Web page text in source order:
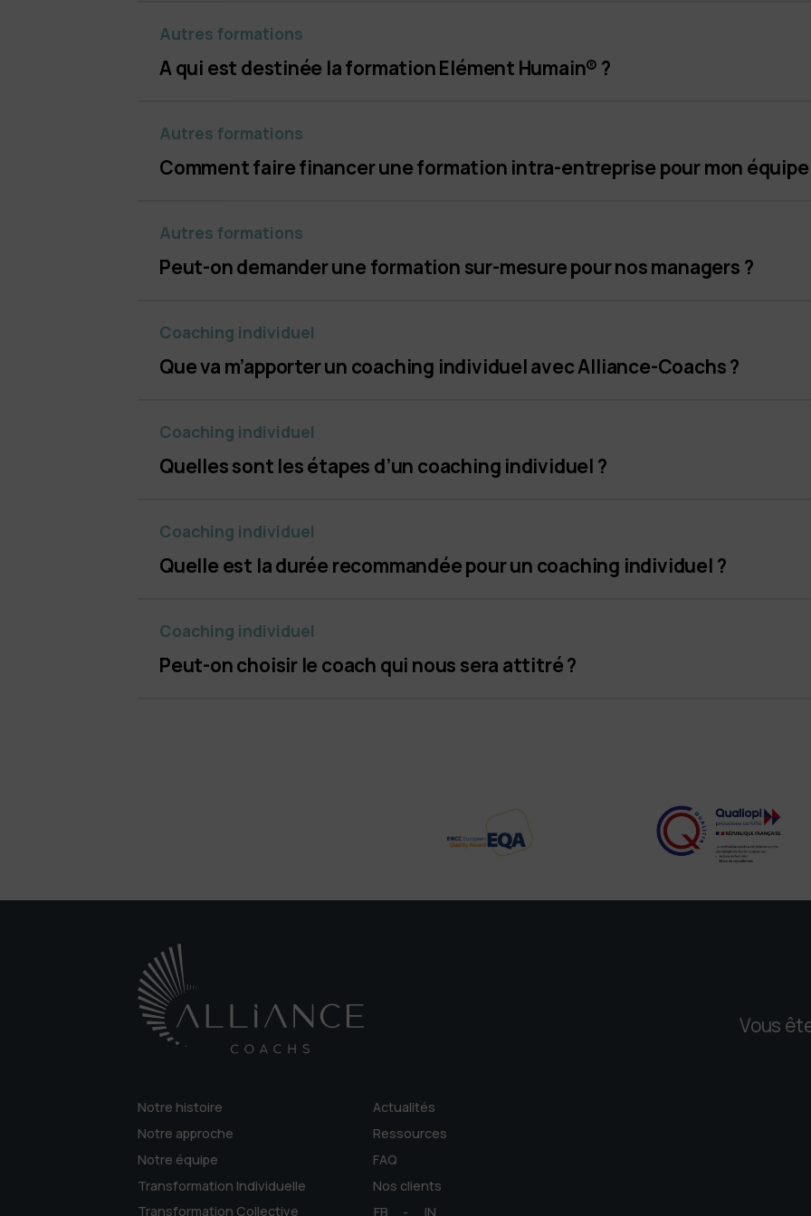
Autres formations
A qui est destinée la formation Elément Humain® ?
Autres formations
Comment faire financer une formation intra-entreprise pour mon équipe
Autres formations
Peut-on demander une formation sur-mesure pour nos managers ?
Coaching individuel
Que va m’apporter un coaching individuel avec Alliance-Coachs ?
Coaching individuel
Quelles sont les étapes d’un coaching individuel ?
Coaching individuel
Quelle est la durée recommandée pour un coaching individuel ?
Coaching individuel
Peut-on choisir le coach qui nous sera attitré ?
Notre histoire
Notre approche
Notre équipe
Transformation Individuelle
Transformation Collective
Actualités
Ressources
FAQ
Nos clients
FB
- IN
Vous